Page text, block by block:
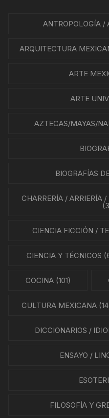
ANTROPOLOGÍA /
ARQUITECTURA
ARTE
ARTE
AZTECAS/MAYAS/
BIOGRAFÍAS
CHARRERÍA / ARRIERÍA
CIENCIA FICCIÓN /
CIENCIA Y TÉCNICOS
COCINA(101)
CULTURA MEXICANA
DICCIONARIOS /
ENSAYO /
FILOSOFÍA Y